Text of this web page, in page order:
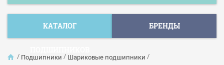
КАТАЛОГ БРЕНДЫ
/ Подшипники / Шариковые подшипники /